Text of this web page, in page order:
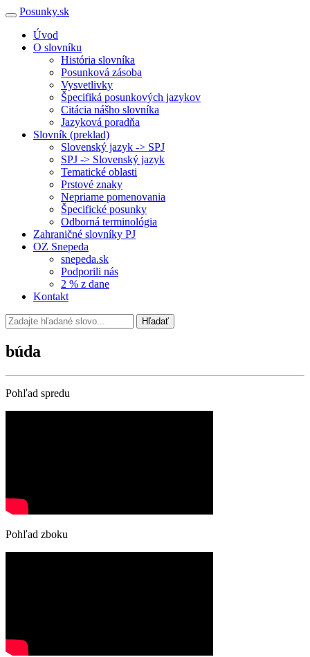
Posunky.sk
Úvod
O slovníku
História slovníka
Posunková zásoba
Vysvetlivky
Špecifiká posunkových jazykov
Citácia nášho slovníka
Jazyková poradňa
Slovník (preklad)
Slovenský jazyk -> SPJ
SPJ -> Slovenský jazyk
Tematické oblasti
Prstové znaky
Nepriame pomenovania
Špecifické posunky
Odborná terminológia
Zahraničné slovníky PJ
OZ Snepeda
snepeda.sk
Podporili nás
2 % z dane
Kontakt
Hľadať
búda
Pohľad spredu
Pohľad zboku